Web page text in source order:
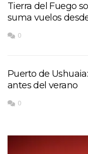
Tierra del Fuego
suma vuelos
0
Puerto de
antes del verano
0